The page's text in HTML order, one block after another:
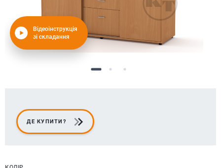
Відеоінструкція
зі складання
ДЕ КУПИТИ?